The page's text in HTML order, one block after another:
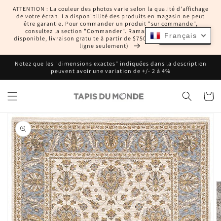
passer
au
contenu
ATTENTION : La couleur des photos varie selon la qualité d'affichage
de votre écran. La disponibilité des produits en magasin ne peut
être garantie. Pour commander un produit "sur commande",
consultez la section "Commander". Ramassage en magasin
disponible, livraison gratuite à partir de $750 CAD (commandes en
ligne seulement)
Notez que les "dimensions exactes" indiquées dans la description
peuvent avoir une variation de +/- 2 à 4%
Panier
informations
produits
Français
Français